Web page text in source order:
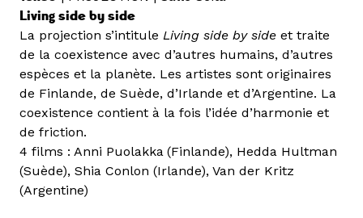
Living side by side
La projection s’intitule Living side by side et traite
de la coexistence avec d’autres humains, d’autres
espèces et la planète. Les artistes sont originaires
de Finlande, de Suède, d’Irlande et d’Argentine. La
coexistence contient à la fois l’idée d’harmonie et
de friction.
4 films : Anni Puolakka (Finlande), Hedda Hultman
(Suède), Shia Conlon (Irlande), Van der Kritz
(Argentine)